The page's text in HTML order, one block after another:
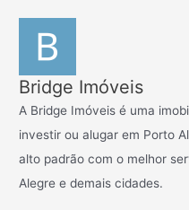
i
s
Bridge Imóveis
A Bridge Imóveis é uma
investir ou alugar em Porto
alto padrão com o melhor
Alegre e demais cidades.